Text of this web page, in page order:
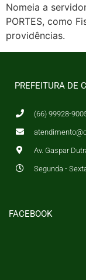
Nomeia a
PORTES, como
providências.
PREFEITURA DE
(66) 99928-
Av. Gaspar
Segunda -
FACEBOOK